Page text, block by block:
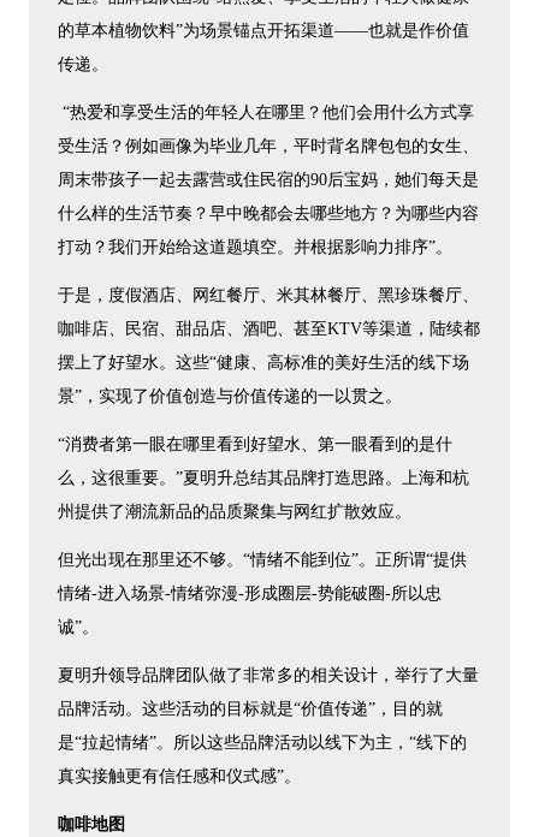
的草本植物饮料”为场景锚点开拓渠道——也就是作价值
传递。
“热爱和享受生活的年轻人在哪里？他们会用什么方式享
受生活？例如画像为毕业几年，平时背名牌包包的女生、
周末带孩子一起去露营或住民宿的90后宝妈，她们每天是
什么样的生活节奏？早中晚都会去哪些地方？为哪些内容
打动？我们开始给这道题填空。并根据影响力排序”。
于是，度假酒店、网红餐厅、米其林餐厅、黑珍珠餐厅、
咖啡店、民宿、甜品店、酒吧、甚至KTV等渠道，陆续都
摆上了好望水。这些“健康、高标准的美好生活的线下场
景”，实现了价值创造与价值传递的一以贯之。
“消费者第一眼在哪里看到好望水、第一眼看到的是什
么，这很重要。”夏明升总结其品牌打造思路。上海和杭
州提供了潮流新品的品质聚集与网红扩散效应。
但光出现在那里还不够。“情绪不能到位”。正所谓“提供
情绪-进入场景-情绪弥漫-形成圈层-势能破圈-所以忠
诚”。
夏明升领导品牌团队做了非常多的相关设计，举行了大量
品牌活动。这些活动的目标就是“价值传递”，目的就
是“拉起情绪”。所以这些品牌活动以线下为主，“线下的
真实接触更有信任感和仪式感”。
咖啡地图